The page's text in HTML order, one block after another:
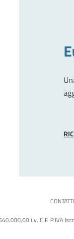
CONTATTI
i.v. C.F. P.IVA